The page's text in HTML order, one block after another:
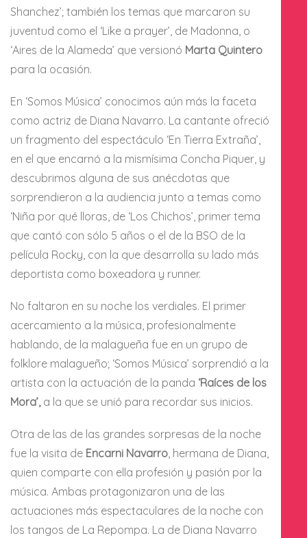
Shanchez’; también los temas que marcaron su
juventud como el ‘Like a prayer’, de Madonna, o
‘Aires de la Alameda’ que versionó Marta Quintero
para la ocasión.
En ‘Somos Música’ conocimos aún más la faceta
como actriz de Diana Navarro. La cantante ofreció
un fragmento del espectáculo ‘En Tierra Extraña’,
en el que encarnó a la mismísima Concha Piquer, y
descubrimos alguna de sus anécdotas que
sorprendieron a la audiencia junto a temas como
‘Niña por qué lloras, de ‘Los Chichos’, primer tema
que cantó con sólo 5 años o el de la BSO de la
película Rocky, con la que desarrolla su lado más
deportista como boxeadora y runner.
No faltaron en su noche los verdiales. El primer
acercamiento a la música, profesionalmente
hablando, de la malagueña fue en un grupo de
folklore malagueño; ‘Somos Música’ sorprendió a la
artista con la actuación de la panda ‘Raíces de los
Mora’, a la que se unió para recordar sus inicios.
Otra de las de las grandes sorpresas de la noche
fue la visita de Encarni Navarro, hermana de Diana,
quien comparte con ella profesión y pasión por la
música. Ambas protagonizaron una de las
actuaciones más espectaculares de la noche con
los tangos de La Repompa. La de Diana Navarro